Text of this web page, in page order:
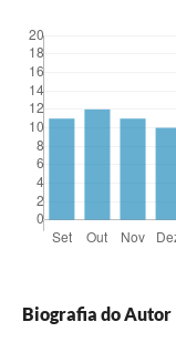
Biografia do Autor